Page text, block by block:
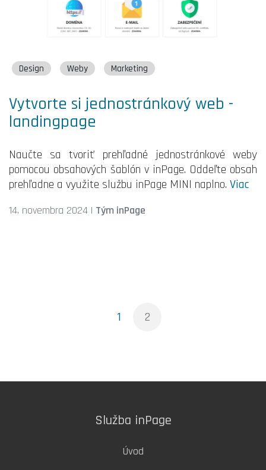
Design Weby Marketing
Vytvorte si jednostránkový web -
landingpage
Naučte sa tvoriť prehľadné jednostránkové weby
pomocou obsahových šablón v inPage. Oddeľte obsah
prehľadne a využite službu inPage MINI naplno. Viac
14. novembra 2024 | Tým inPage
1 2
Služba inPage
Úvod